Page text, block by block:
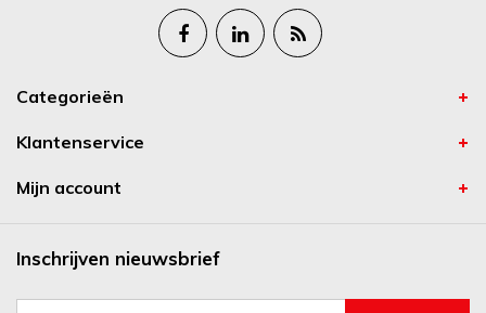
Categorieën
Klantenservice
Mijn account
Inschrijven nieuwsbrief